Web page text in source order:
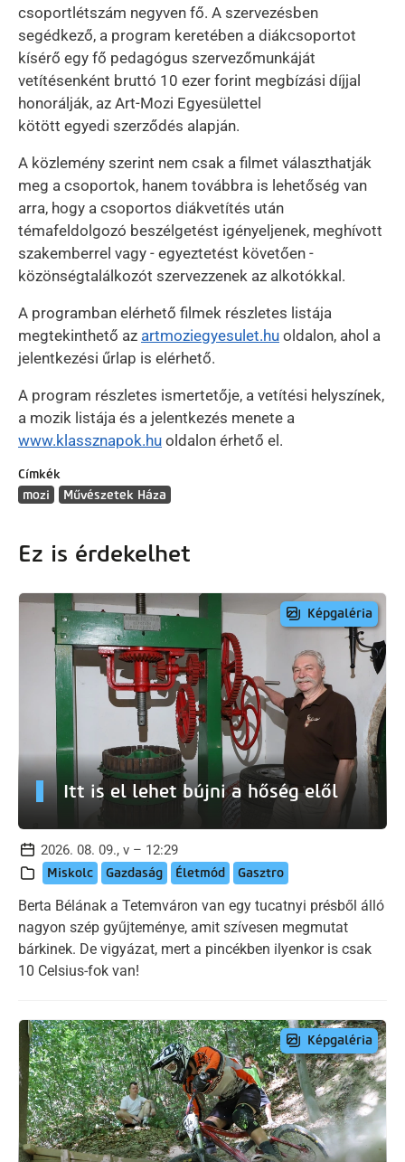
csoportlétszám negyven fő. A szervezésben
segédkező, a program keretében a diákcsoportot
kísérő egy fő pedagógus szervezőmunkáját
vetítésenként bruttó 10 ezer forint megbízási díjjal
honorálják, az Art-Mozi Egyesülettel
kötött egyedi szerződés alapján.
A közlemény szerint nem csak a filmet választhatják
meg a csoportok, hanem továbbra is lehetőség van
arra, hogy a csoportos diákvetítés után
témafeldolgozó beszélgetést igényeljenek, meghívott
szakemberrel vagy - egyeztetést követően -
közönségtalálkozót szervezzenek az alkotókkal.
A programban elérhető filmek részletes listája
megtekinthető az artmoziegyesulet.hu oldalon, ahol a
jelentkezési űrlap is elérhető.
A program részletes ismertetője, a vetítési helyszínek,
a mozik listája és a jelentkezés menete a
www.klassznapok.hu oldalon érhető el.
Címkék
mozi
Művészetek Háza
Ez is érdekelhet
Képgaléria
Itt is el lehet bújni a hőség elől
2026. 08. 09., v – 12:29
Miskolc Gazdaság Életmód Gasztro
Berta Bélának a Tetemváron van egy tucatnyi présből álló
nagyon szép gyűjteménye, amit szívesen megmutat
bárkinek. De vigyázat, mert a pincékben ilyenkor is csak
10 Celsius-fok van!
Képgaléria